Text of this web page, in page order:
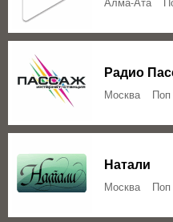
Радио
Москва Поп
Натали
Москва Поп